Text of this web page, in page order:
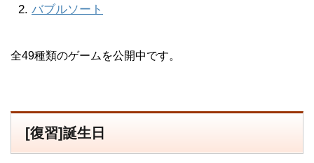
バブルソート
全49種類のゲームを公開中です。
[復習]誕生日